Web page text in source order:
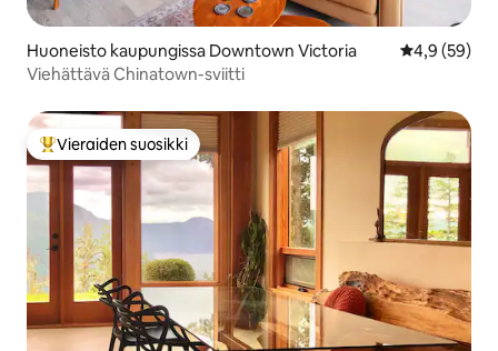
Huoneisto kaupungissa Downtown Victoria
4,9 (59)
Viehättävä Chinatown-sviitti
Vieraiden suosikkien parhaimmistoa
Vieraiden suosikki